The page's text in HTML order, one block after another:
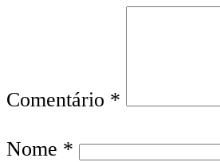
Comentário *
Nome *